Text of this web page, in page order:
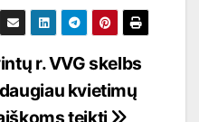
r. VVG skelbs
kvietimų
teikti